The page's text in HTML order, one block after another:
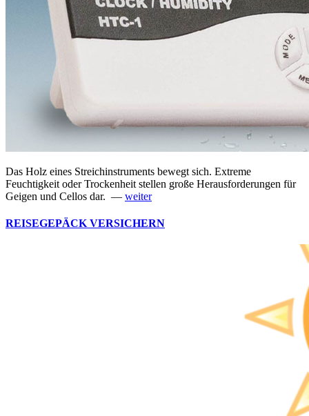
Das Holz eines Streichinstruments bewegt sich. Extreme
Feuchtigkeit oder Trockenheit stellen große Herausforderungen für
Geigen und Cellos dar. — weiter
REISEGEPÄCK VERSICHERN